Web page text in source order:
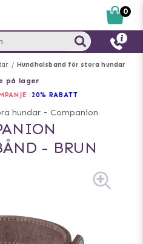
Hundhalsband för stora hundar
på lager
: 20% RABATT
hundar - Companion
- BRUN
0